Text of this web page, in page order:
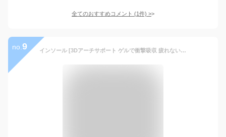
全てのおすすめコメント (1件) >
no. 9 インソール [3Dアーチサポート ゲルで衝撃吸収 疲れない 消臭 サイズ調整できる] 立ち仕事 扁平足 足底筋膜炎 土踏まず 靴 中敷き 中敷 スニーカー 革靴 シューズ ゴルフ 登山 スポーツ ウォーキング ランニング メンズ レディース LAD WEATHER ラドウェザー